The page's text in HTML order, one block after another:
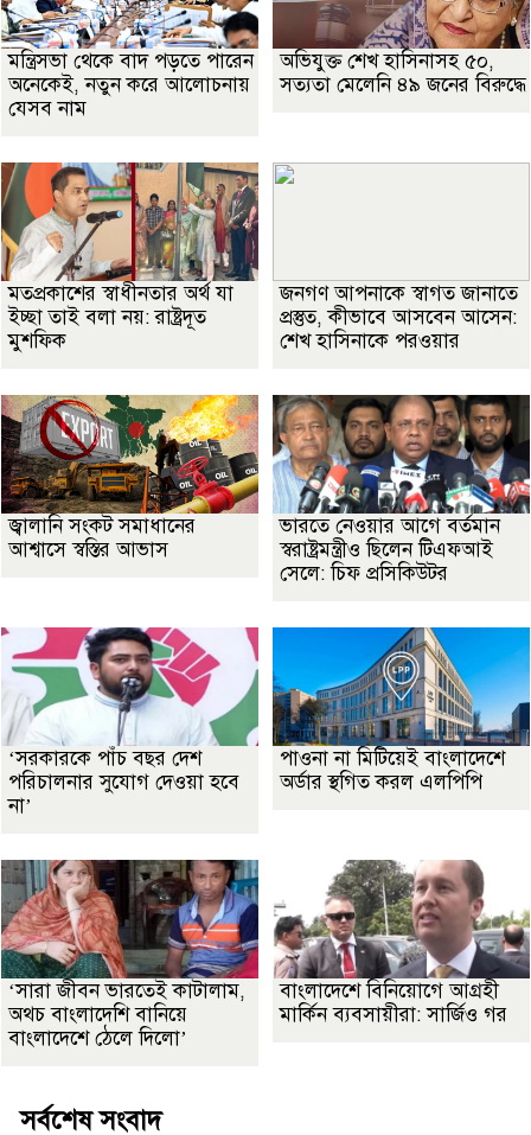
মন্ত্রিসভা থেকে বাদ পড়তে পারেন
অনেকেই, নতুন করে আলোচনায়
যেসব নাম
অভিযুক্ত শেখ হাসিনাসহ ৫০,
সত্যতা মেলেনি ৪৯ জনের বিরুদ্ধে
মতপ্রকাশের স্বাধীনতার অর্থ যা
ইচ্ছা তাই বলা নয়: রাষ্ট্রদূত
মুশফিক
জনগণ আপনাকে স্বাগত জানাতে
প্রস্তুত, কীভাবে আসবেন আসেন:
শেখ হাসিনাকে পরওয়ার
জ্বালানি সংকট সমাধানের
আশ্বাসে স্বস্তির আভাস
ভারতে নেওয়ার আগে বর্তমান
স্বরাষ্ট্রমন্ত্রীও ছিলেন টিএফআই
সেলে: চিফ প্রসিকিউটর
‘সরকারকে পাঁচ বছর দেশ
পরিচালনার সুযোগ দেওয়া হবে
না’
পাওনা না মিটিয়েই বাংলাদেশে
অর্ডার স্থগিত করল এলপিপি
‘সারা জীবন ভারতেই কাটালাম,
অথচ বাংলাদেশি বানিয়ে
বাংলাদেশে ঠেলে দিলো’
বাংলাদেশে বিনিয়োগে আগ্রহী
মার্কিন ব্যবসায়ীরা: সার্জিও গর
সর্বশেষ সংবাদ